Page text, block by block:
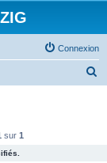
Connexion
sur 1